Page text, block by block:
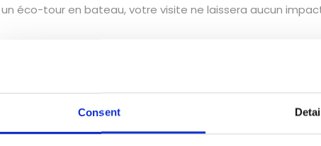
Consent
éco-tour en bateau, votre visite ne laissera aucun
ne répandent pas d'huiles et ne produisent pas de
conçus pour ne pas endommager la faune et la flore